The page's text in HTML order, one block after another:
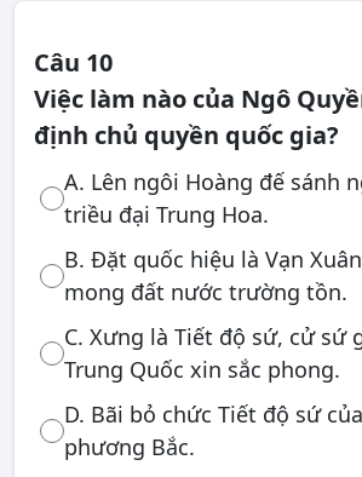
Câu 10
Việc làm nào của Ngô
định chủ quyền quốc gia?
A. Lên ngôi Hoàng đế sánh
triều đại Trung Hoa.
B. Đặt quốc hiệu là Vạn
mong đất nước trường tồn.
C. Xưng là Tiết độ sứ, cử sứ
Trung Quốc xin sắc phong.
D. Bãi bỏ chức Tiết độ sứ
phương Bắc.